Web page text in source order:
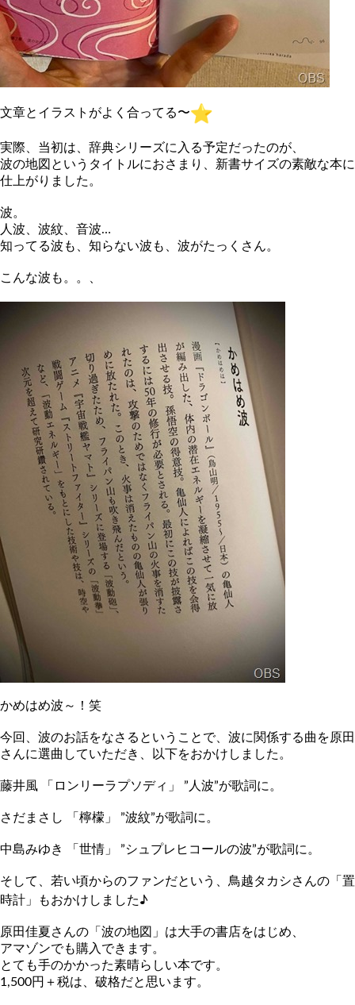
文章とイラストがよく合ってる〜
実際、当初は、辞典シリーズに入る予定だったのが、
波の地図というタイトルにおさまり、新書サイズの素敵な本に
仕上がりました。
波。
人波、波紋、音波…
知ってる波も、知らない波も、波がたっくさん。
こんな波も。。、
かめはめ波～！笑
今回、波のお話をなさるということで、波に関係する曲を原田
さんに選曲していただき、以下をおかけしました。
藤井風 「ロンリーラプソディ」 ”人波”が歌詞に。
さだまさし 「檸檬」 ”波紋”が歌詞に。
中島みゆき 「世情」 ”シュプレヒコールの波”が歌詞に。
そして、若い頃からのファンだという、鳥越タカシさんの「置
時計 」もおかけしました♪
原田佳夏さんの「波の地図」は大手の書店をはじめ、
アマゾンでも購入できます。
とても手のかかった素晴らしい本です。
1,500円＋税は、破格だと思います。